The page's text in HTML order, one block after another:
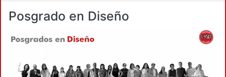
Posgrado en Diseño